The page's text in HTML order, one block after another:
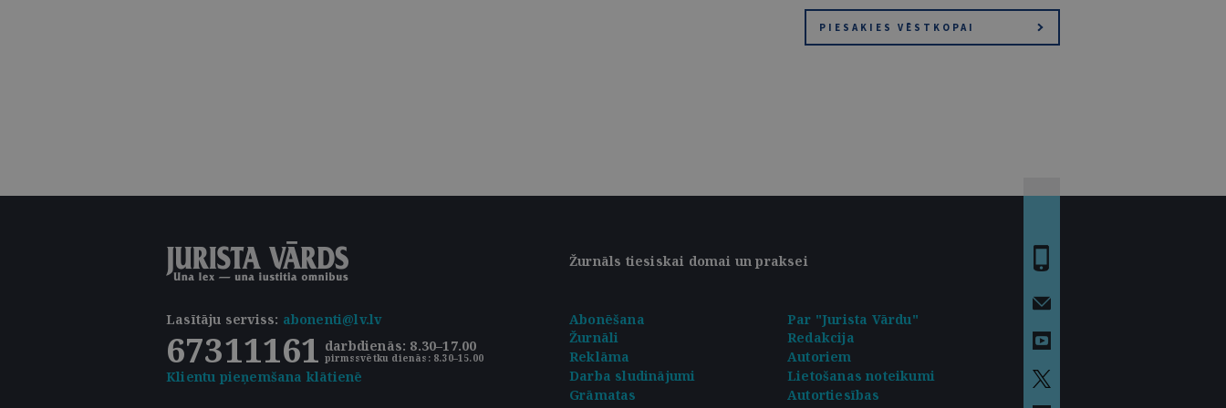
PIESAKIES VĒSTKOPAI
Žurnāls tiesiskai domai un praksei
Lasītāju serviss: abonenti@lv.lv
67311161 darbdienās: 8.30–17.00
pirmssvētku dienās: 8.30–15.00
Klientu pieņemšana klātienē
Abonēšana
Par "Jurista Vārdu"
Žurnāli
Redakcija
Reklāma
Autoriem
Darba sludinājumi
Lietošanas noteikumi
Grāmatas
Autortiesības